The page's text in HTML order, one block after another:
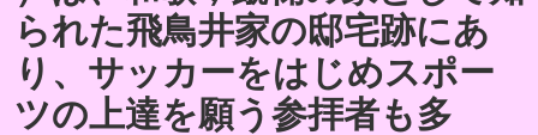
られた飛鳥井家の邸宅跡にあ
り、サッカーをはじめスポー
ツの上達を願う参拝者も多